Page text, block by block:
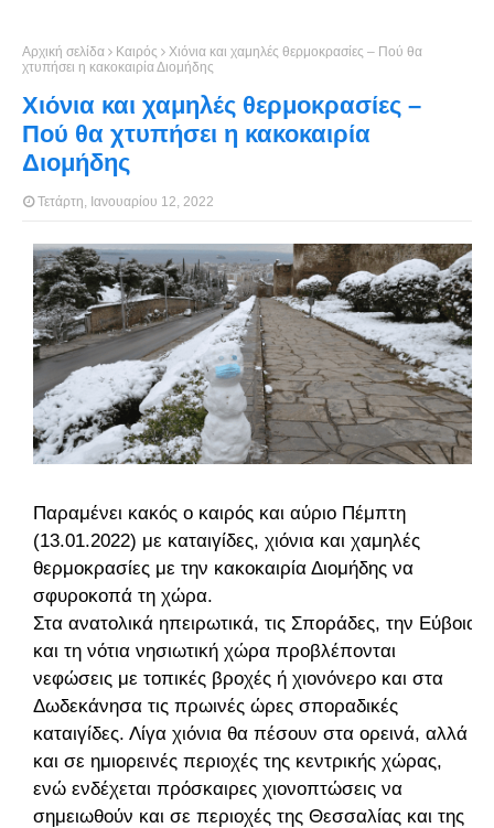
Αρχική σελίδα Καιρός
Χιόνια και χαμηλές θερμοκρασίες – Πού θα
χτυπήσει η κακοκαιρία Διομήδης
Χιόνια και χαμηλές θερμοκρασίες –
Πού θα χτυπήσει η κακοκαιρία
Διομήδης
Τετάρτη, Ιανουαρίου 12, 2022
Παραμένει κακός ο καιρός και αύριο Πέμπτη
(13.01.2022) με καταιγίδες, χιόνια και χαμηλές
θερμοκρασίες με την κακοκαιρία Διομήδης να
σφυροκοπά τη χώρα.
Στα ανατολικά ηπειρωτικά, τις Σποράδες, την Εύβοια
και τη νότια νησιωτική χώρα προβλέπονται
νεφώσεις με τοπικές βροχές ή χιονόνερο και στα
Δωδεκάνησα τις πρωινές ώρες σποραδικές
καταιγίδες. Λίγα χιόνια θα πέσουν στα ορεινά, αλλά
και σε ημιορεινές περιοχές της κεντρικής χώρας,
ενώ ενδέχεται πρόσκαιρες χιονοπτώσεις να
σημειωθούν και σε περιοχές της Θεσσαλίας και της